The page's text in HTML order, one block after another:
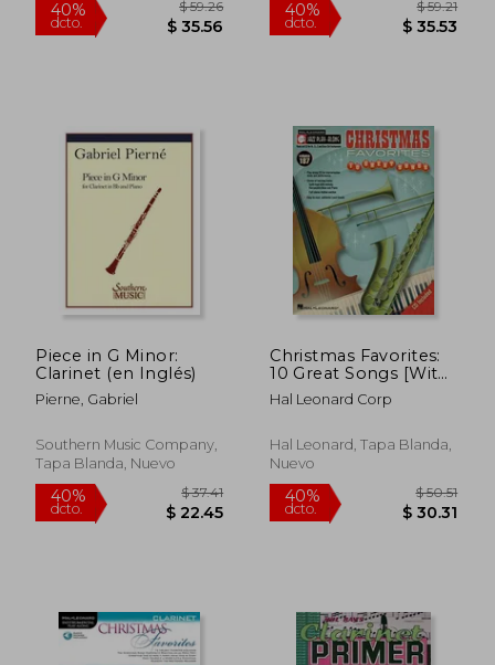
40%
$ 25.09
40%
dcto.
Piece in G Minor:
Clarinet (en Inglés)
Pierne, Gabriel
Southern Music Company,
Tapa Blanda, Nuevo
Christmas Favorites:
10 Great Songs [With
CD (Audio)] (en
Inglés)
Hal Leonard Corp
Hal Leonard, Tapa Blanda,
Nuevo